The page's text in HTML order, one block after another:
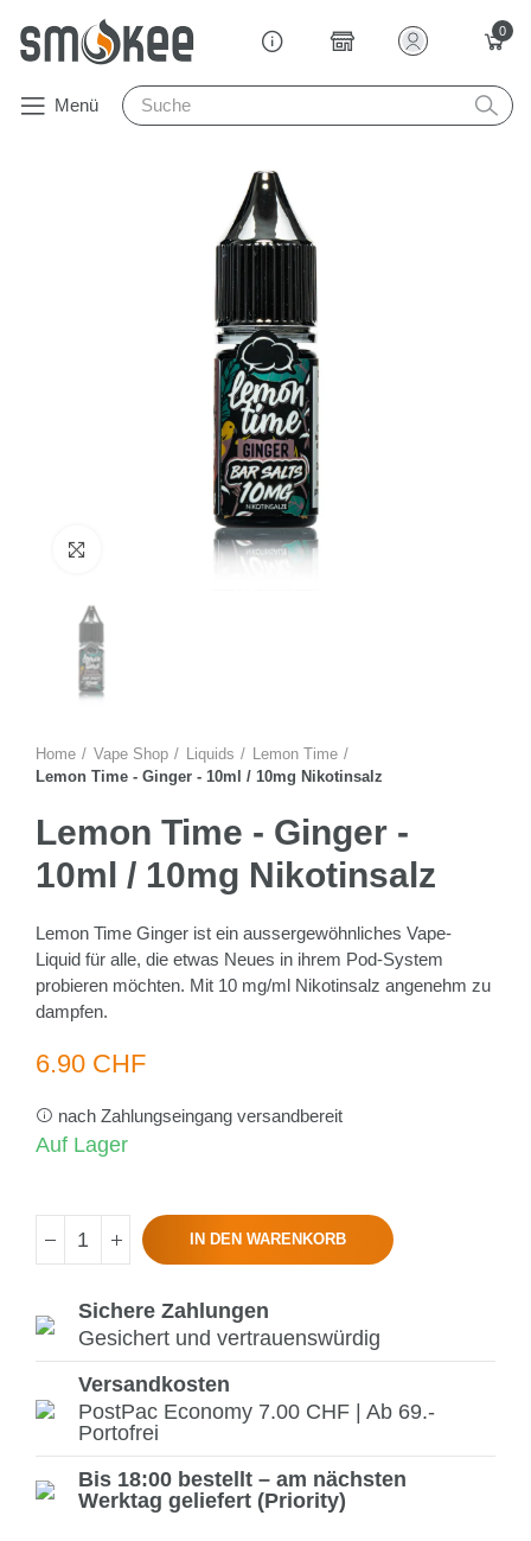
0
Menü
Zum Vergrössern anklicken
Home Vape Shop Liquids
Lemon Time
Lemon Time - Ginger - 10ml / 10mg Nikotinsalz
Lemon Time - Ginger -
10ml / 10mg Nikotinsalz
Lemon Time Ginger ist ein aussergewöhnliches Vape-
Liquid für alle, die etwas Neues in ihrem Pod-System
probieren möchten. Mit 10 mg/ml Nikotinsalz angenehm zu
dampfen.
6.90 CHF
nach Zahlungseingang versandbereit
Auf Lager
IN DEN WARENKORB
Sichere Zahlungen
Gesichert und vertrauenswürdig
Versandkosten
PostPac Economy 7.00 CHF | Ab 69.-
Portofrei
Bis 18:00 bestellt – am nächsten
Werktag geliefert (Priority)